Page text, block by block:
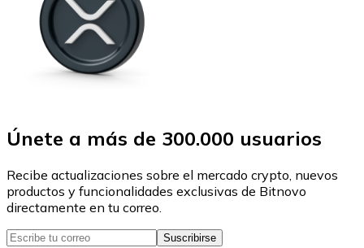
Únete a más de 300.000 usuarios
Recibe actualizaciones sobre el mercado crypto, nuevos
productos y funcionalidades exclusivas de Bitnovo
directamente en tu correo.
Suscribirse